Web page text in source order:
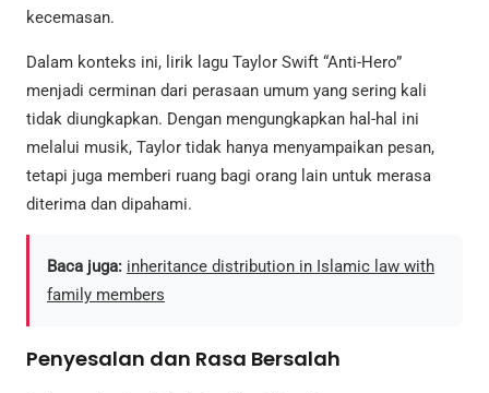
kecemasan.
Dalam konteks ini, lirik lagu Taylor Swift “Anti-Hero”
menjadi cerminan dari perasaan umum yang sering kali
tidak diungkapkan. Dengan mengungkapkan hal-hal ini
melalui musik, Taylor tidak hanya menyampaikan pesan,
tetapi juga memberi ruang bagi orang lain untuk merasa
diterima dan dipahami.
Baca juga: inheritance distribution in Islamic law with
family members
Penyesalan dan Rasa Bersalah